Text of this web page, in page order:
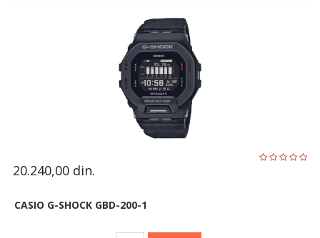
20.240,00 din.
CASIO G-SHOCK GBD-200-1